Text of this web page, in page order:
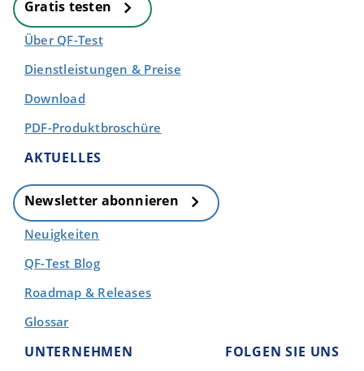
Gratis testen
Über QF-Test
Dienstleistungen & Preise
Download
PDF-Produktbroschüre
AKTUELLES
Newsletter abonnieren
Neuigkeiten
QF-Test Blog
Roadmap & Releases
Glossar
UNTERNEHMEN FOLGEN SIE UNS